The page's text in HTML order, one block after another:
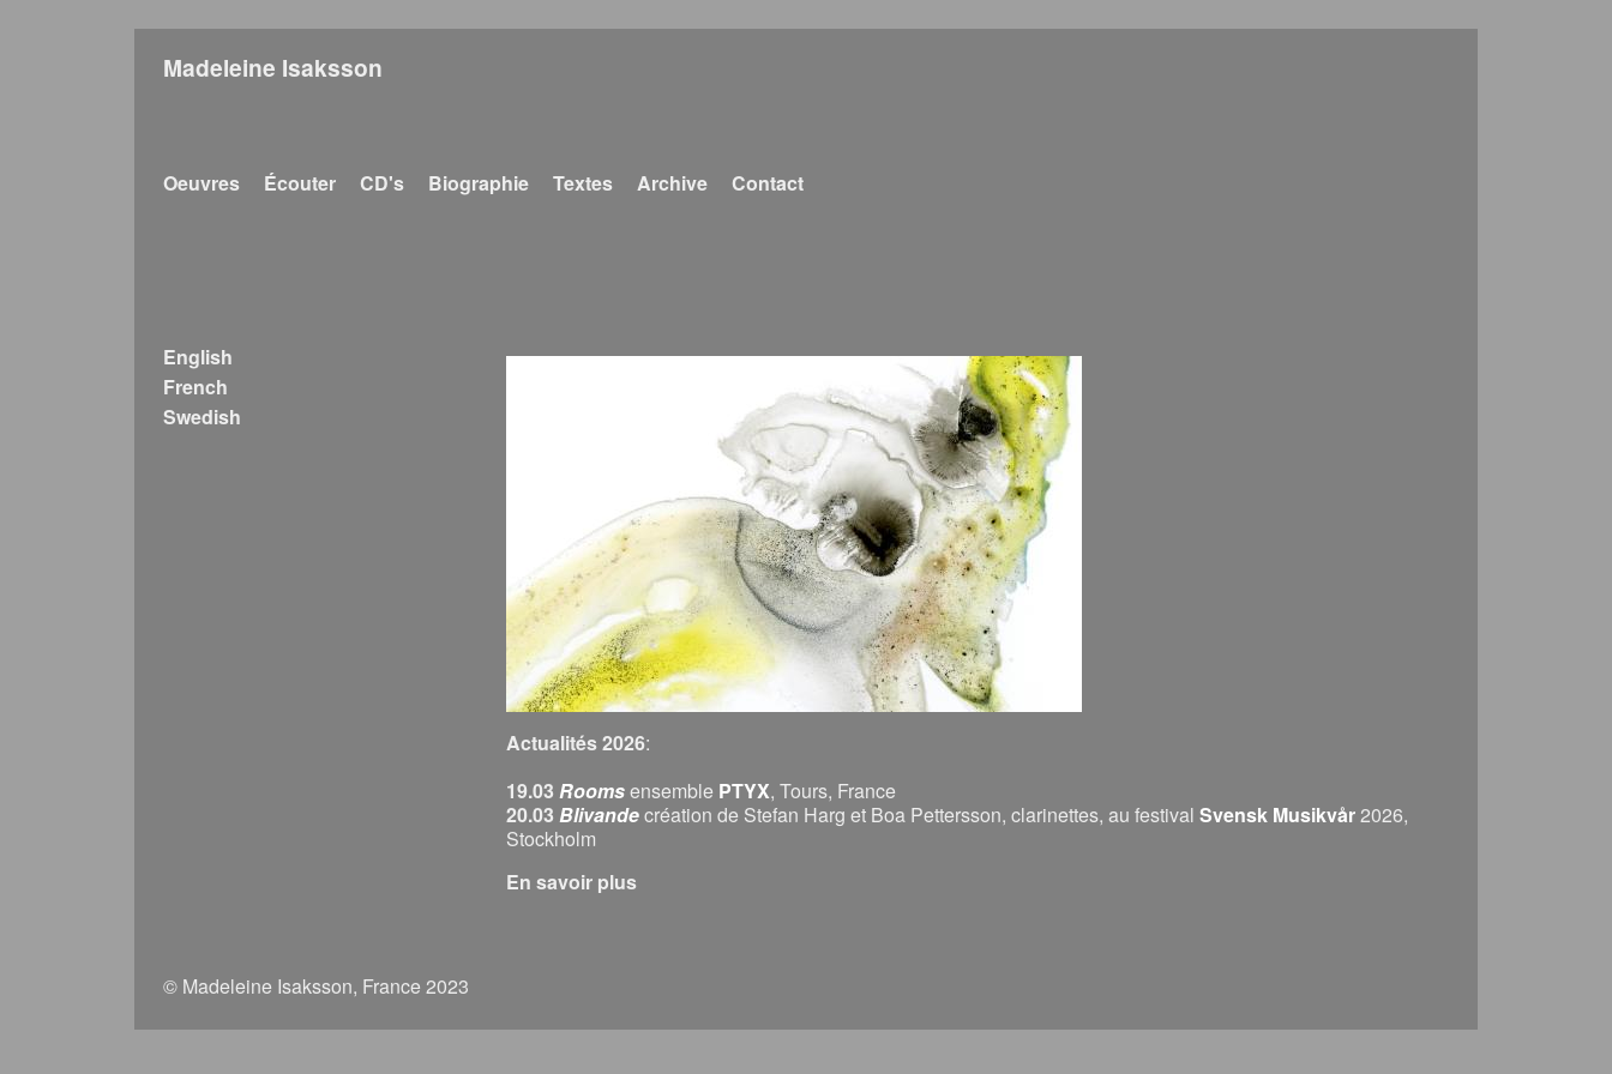
Madeleine Isaksson
Main navigation
Oeuvres Écouter CD's Biographie Textes Archive Contact
English
French
Swedish
Actualités 2026:
19.03 Roomsensemble PTYX, Tours, France
20.03 Blivandecréation de Stefan Harg et Boa Pettersson, clarinettes, au festival Svensk Musikvår2026,
Stockholm
En savoir plus
© Madeleine Isaksson, France 2023